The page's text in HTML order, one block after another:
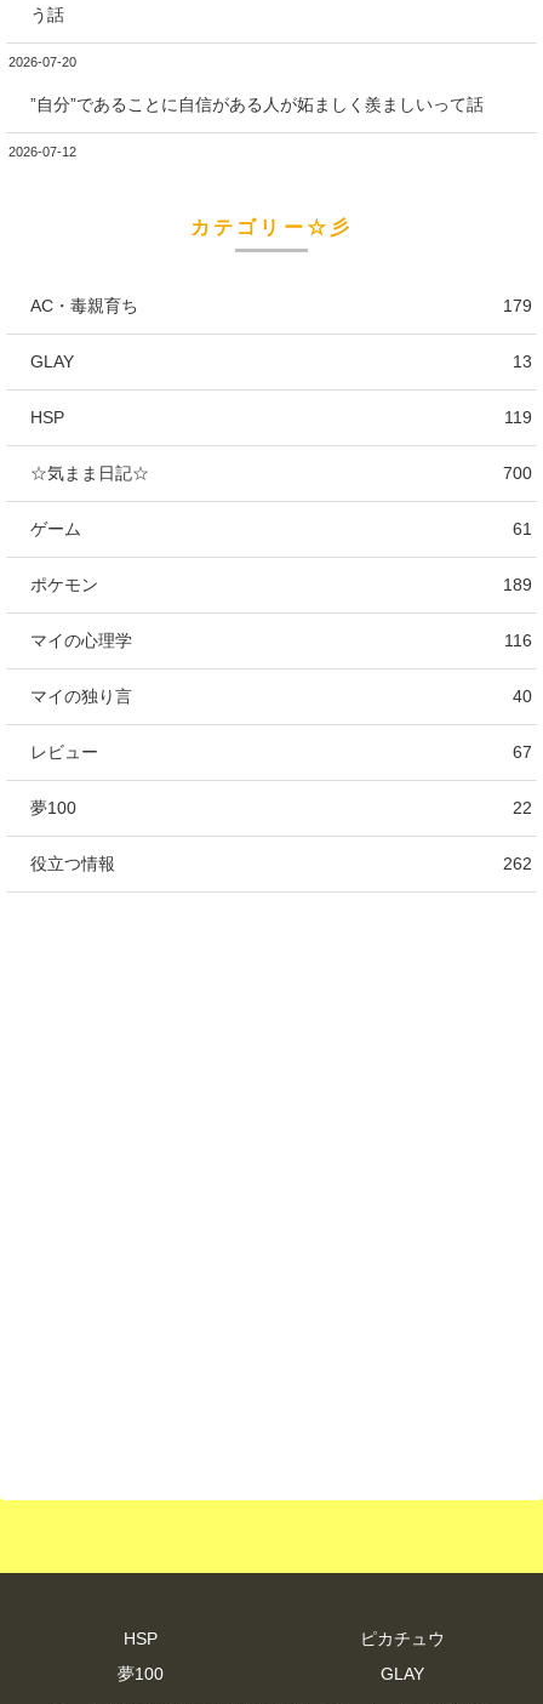
う話
2026-07-20
”自分”であることに自信がある人が妬ましく羨ましいって話
2026-07-12
カテゴリー☆彡
AC・毒親育ち 179
GLAY 13
HSP 119
☆気まま日記☆ 700
ゲーム 61
ポケモン 189
マイの心理学 116
マイの独り言 40
レビュー 67
夢100 22
役立つ情報 262
HSP
ピカチュウ
夢100
GLAY